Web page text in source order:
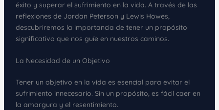
éxito y superar el sufrimiento en la vida. A través de las
reflexiones de Jordan Peterson y Lewis Howes,
descubriremos la importancia de tener un propósito
significativo que nos guíe en nuestros caminos.
La Necesidad de un Objetivo
Tener un objetivo en la vida es esencial para evitar el
sufrimiento innecesario. Sin un propósito, es fácil caer en
la amargura y el resentimiento.